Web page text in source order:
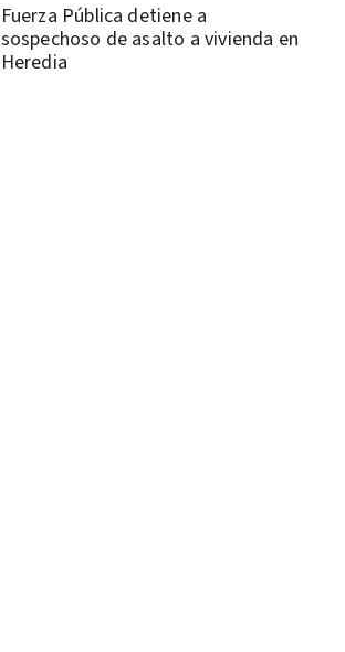
Fuerza Pública detiene a
sospechoso de asalto a vivienda en
Heredia